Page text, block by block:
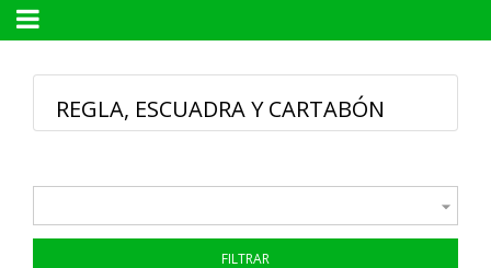
Navegación
palanca
☰
REGLA, ESCUADRA Y CARTABÓN

FILTRAR